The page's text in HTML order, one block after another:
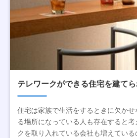
テレワークができる住宅を建て
住宅は家族で生活をするときに欠か
る場所になっている人も存在すると
クを取り入れている会社も増えてい